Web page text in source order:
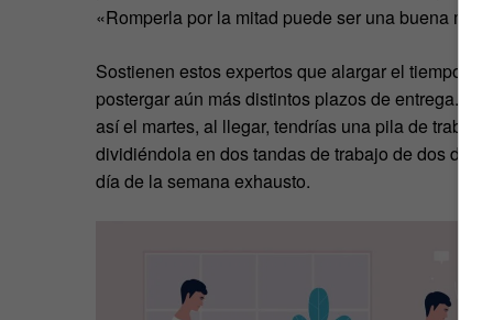
«Romperla por la mitad puede ser una buena
Sostienen estos expertos que alargar el tiempo
postergar aún más distintos plazos de entrega. El
así el martes, al llegar, tendrías una pila de
dividiéndola en dos tandas de trabajo de dos días
día de la semana exhausto.